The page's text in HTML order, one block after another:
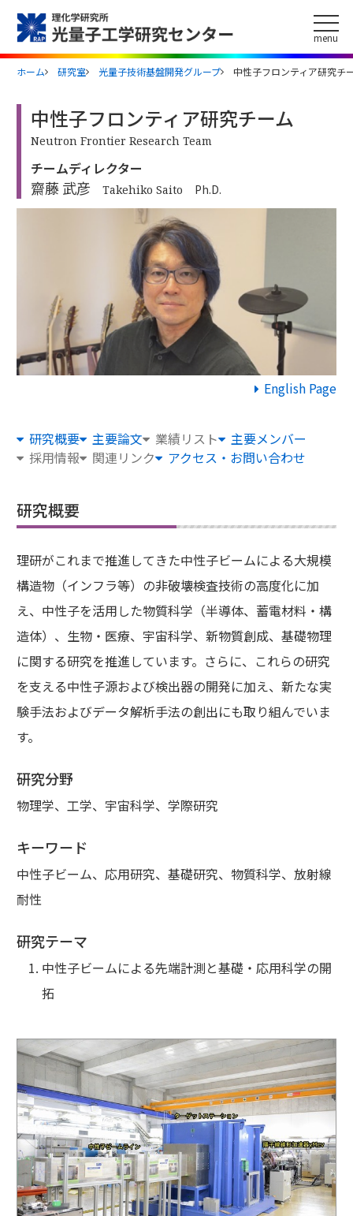
このページの本文へ
menu
ホーム 研究室 光量子技術基盤開発グループ 中性子フロンティア研究チ
中性子フロンティア研究チーム
Neutron Frontier Research Team
チームディレクター
齋藤 武彦 Takehiko Saito Ph.D.
English Page
研究概要 主要論文 業績リスト
主要メンバー
採用情報
関連リンク アクセス・お問い合わせ
研究概要
理研がこれまで推進してきた中性子ビームによる大規模
構造物（インフラ等）の非破壊検査技術の高度化に加
え、中性子を活用した物質科学（半導体、蓄電材料・構
造体）、生物・医療、宇宙科学、新物質創成、基礎物理
に関する研究を推進しています。さらに、これらの研究
を支える中性子源および検出器の開発に加え、新たな実
験手法およびデータ解析手法の創出にも取り組んでいま
す。
研究分野
物理学、工学、宇宙科学、学際研究
キーワード
中性子ビーム、応用研究、基礎研究、物質科学、放射線
耐性
研究テーマ
中性子ビームによる先端計測と基礎・応用科学の開
拓